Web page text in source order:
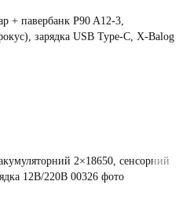
+ павербанк P90 A12-3,
зарядка USB Type-C, X-Balog